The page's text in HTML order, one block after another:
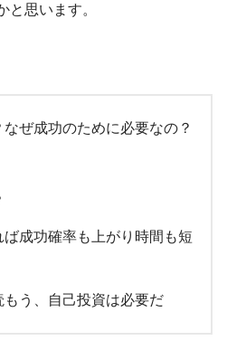
と思います。
ぜ成功のために必要なの？
成功確率も上がり時間も短
もう、自己投資は必要だ